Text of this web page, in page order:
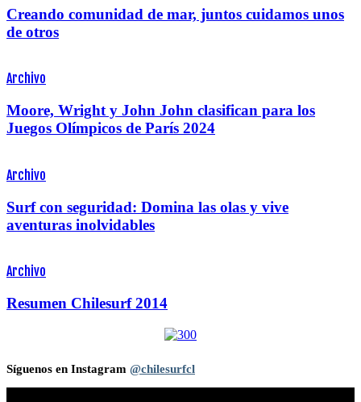
Creando comunidad de mar, juntos cuidamos unos
de otros
Archivo
Moore, Wright y John John clasifican para los
Juegos Olímpicos de París 2024
Archivo
Surf con seguridad: Domina las olas y vive
aventuras inolvidables
Archivo
Resumen Chilesurf 2014
Síguenos en Instagram @chilesurfcl